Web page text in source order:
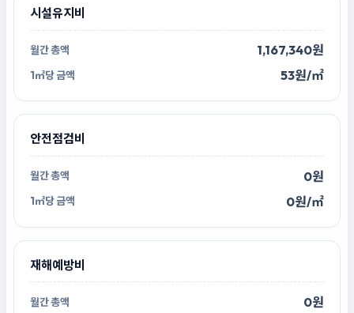
시설유지비
1,167,340원
53원/㎡
안전점검비
0원
0원/㎡
재해예방비
0원